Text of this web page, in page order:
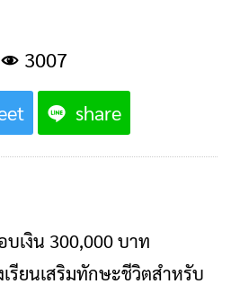
3007
share
เงิน 300,000 บาท
รียนเสริมทักษะชีวิตสำหรับ